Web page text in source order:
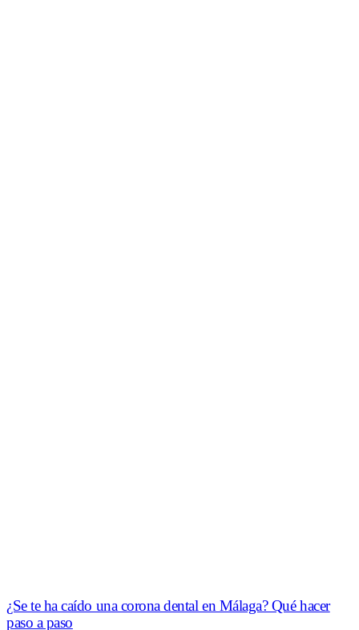
¿Se te ha caído una corona dental en Málaga? Qué hacer
paso a paso